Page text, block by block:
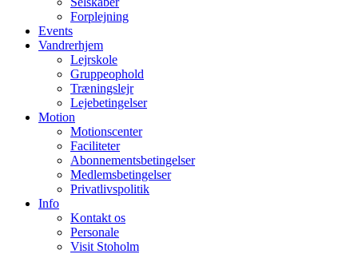
Forplejning
Events
Vandrerhjem
Lejrskole
Gruppeophold
Træningslejr
Lejebetingelser
Motion
Motionscenter
Faciliteter
Abonnementsbetingelser
Medlemsbetingelser
Privatlivspolitik
Info
Kontakt os
Personale
Visit Stoholm